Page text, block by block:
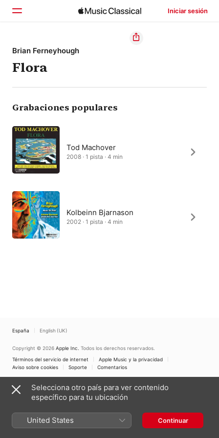
Iniciar sesión
Inicio
Explorar
Buscar
Brian Ferneyhough
Flora
Grabaciones populares
Tod Machover
2008 · 1 pista · 4 min
Kolbeinn Bjarnason
2002 · 1 pista · 4 min
España English (UK)
Copyright © 2026 Apple Inc. Todos los derechos reservados.
Términos del servicio de internet
Apple Music y la privacidad
Aviso sobre cookies
Soporte Comentarios
Selecciona otro país para ver contenido
específico para tu ubicación
United States Continuar